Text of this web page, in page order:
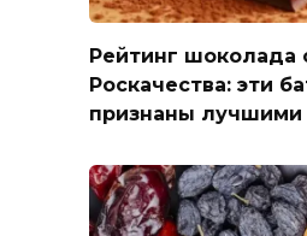
Рейтинг шоколада
Роскачества: эти
признаны лучшими